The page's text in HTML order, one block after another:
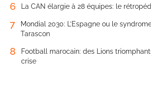
6 La CAN élargie à 28 équipes: le
7
Mondial 2030: L’Espagne ou le
Tarascon
8
Football marocain: des Lions
crise